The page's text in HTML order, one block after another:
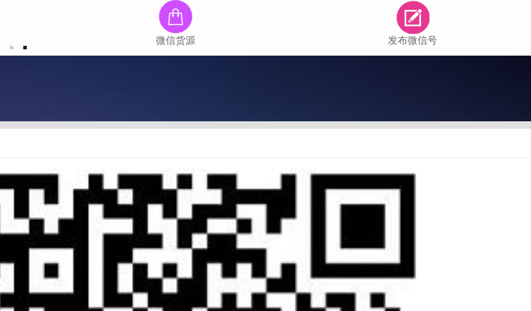
微信货源 发布微信号